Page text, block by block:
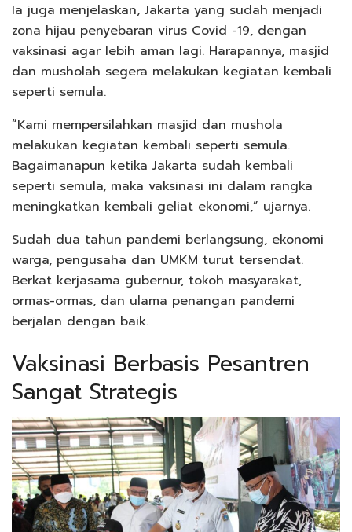
Ia juga menjelaskan, Jakarta yang sudah menjadi
zona hijau penyebaran virus Covid -19, dengan
vaksinasi agar lebih aman lagi. Harapannya, masjid
dan musholah segera melakukan kegiatan kembali
seperti semula.
“Kami mempersilahkan masjid dan mushola
melakukan kegiatan kembali seperti semula.
Bagaimanapun ketika Jakarta sudah kembali
seperti semula, maka vaksinasi ini dalam rangka
meningkatkan kembali geliat ekonomi,” ujarnya.
Sudah dua tahun pandemi berlangsung, ekonomi
warga, pengusaha dan UMKM turut tersendat.
Berkat kerjasama gubernur, tokoh masyarakat,
ormas-ormas, dan ulama penangan pandemi
berjalan dengan baik.
Vaksinasi Berbasis Pesantren
Sangat Strategis